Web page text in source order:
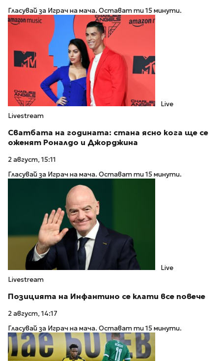
Гласувай за Играч на мача. Остават ти 15 минути.
Live
Livestream
Сватбата на годината: стана ясно кога ще се
оженят Роналдо и Джорджина
2 август, 15:11
Гласувай за Играч на мача. Остават ти 15 минути.
Live
Livestream
Позицията на Инфантино се клати все повече
2 август, 14:17
Гласувай за Играч на мача. Остават ти 15 минути.